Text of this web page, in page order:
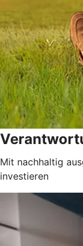
Mit nachhaltig
investieren